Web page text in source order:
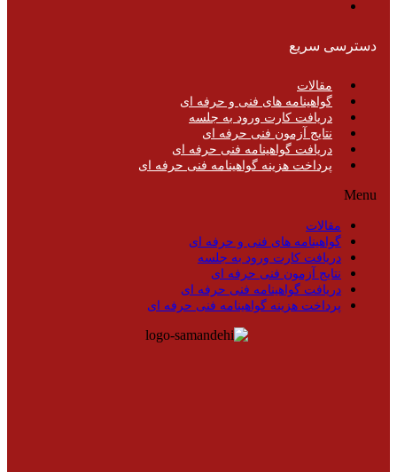
دسترسی سریع
مقالات
گواهینامه های فنی و حرفه ای
دریافت کارت ورود به جلسه
نتایج آزمون فنی حرفه ای
دریافت گواهینامه فنی حرفه ای
پرداخت هزینه گواهینامه فنی حرفه ای
Menu
مقالات
گواهینامه های فنی و حرفه ای
دریافت کارت ورود به جلسه
نتایج آزمون فنی حرفه ای
دریافت گواهینامه فنی حرفه ای
پرداخت هزینه گواهینامه فنی حرفه ای